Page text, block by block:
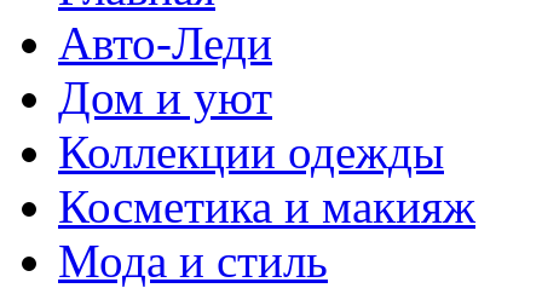
Авто-Леди
Дом и уют
Коллекции одежды
Косметика и макияж
Мода и стиль